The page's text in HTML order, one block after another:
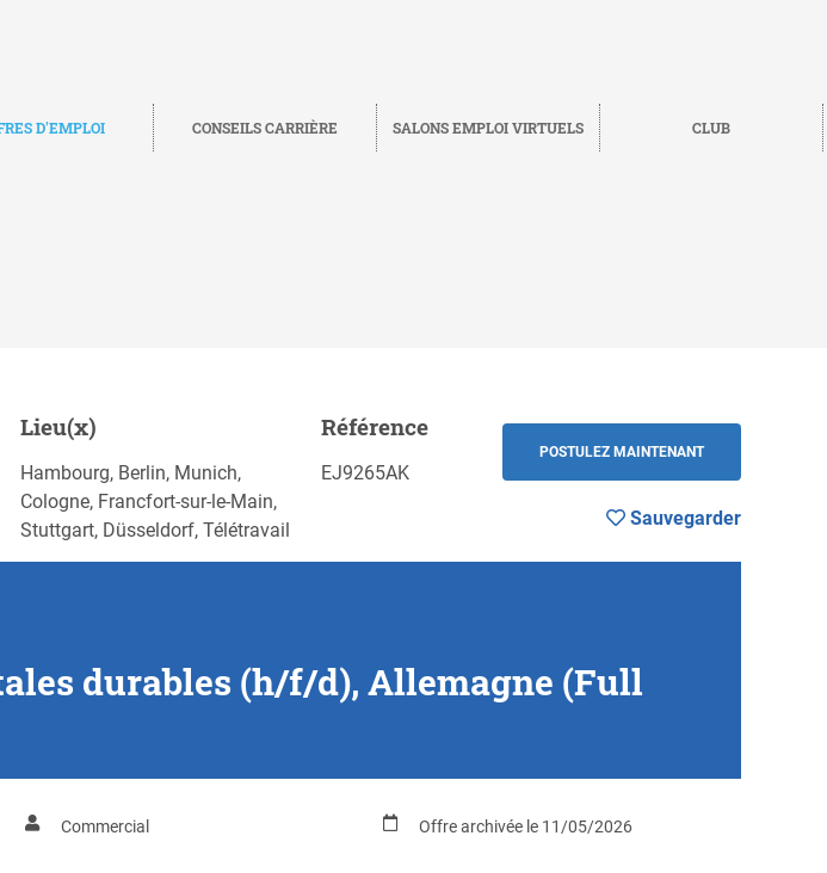
D'EMPLOI CONSEILS CARRIÈRE SALONS EMPLOI VIRTUELS CLUB
POSTULEZ MAINTENANT Sauvegarder
Lieu(x)
Hambourg, Berlin, Munich,
Cologne, Francfort-sur-le-Main,
Stuttgart, Düsseldorf, Télétravail
Référence
EJ9265AK
POSTULEZ MAINTENANT
Sauvegarder
durables (h/f/d), Allemagne (Full
Commercial Offre archivée le 11/05/2026